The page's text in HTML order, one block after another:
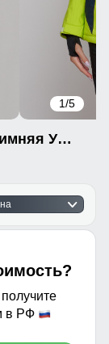
1/5
Горнолыжная куртка женская зимняя УЦЕНКА салатового цвета 0950Sl
в РФ